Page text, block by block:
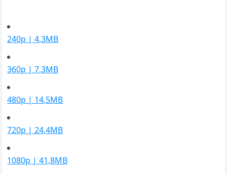
240p | 4,3MB
360p | 7,3MB
480p | 14,5MB
720p | 24,4MB
1080p | 41,8MB